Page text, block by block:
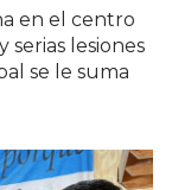
en el centro
serias lesiones
se le suma